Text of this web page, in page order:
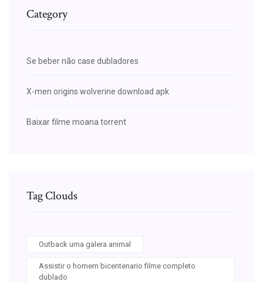
Category
Se beber não case dubladores
X-men origins wolverine download apk
Baixar filme moana torrent
Tag Clouds
Outback uma galera animal
Assistir o homem bicentenario filme completo
dublado